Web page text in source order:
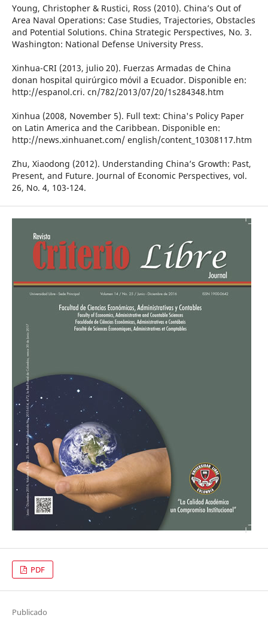
Young, Christopher & Rustici, Ross (2010). China’s Out of
Area Naval Operations: Case Studies, Trajectories, Obstacles
and Potential Solutions. China Strategic Perspectives, No. 3.
Washington: National Defense University Press.
Xinhua-CRI (2013, julio 20). Fuerzas Armadas de China
donan hospital quirúrgico móvil a Ecuador. Disponible en:
http://espanol.cri. cn/782/2013/07/20/1s284348.htm
Xinhua (2008, November 5). Full text: China's Policy Paper
on Latin America and the Caribbean. Disponible en:
http://news.xinhuanet.com/ english/content_10308117.htm
Zhu, Xiaodong (2012). Understanding China’s Growth: Past,
Present, and Future. Journal of Economic Perspectives, vol.
26, No. 4, 103-124.
PDF
Publicado